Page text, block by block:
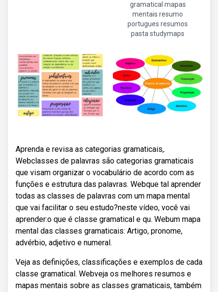
gramatical mapas
mentais resumo
portugues resumos
pasta studymaps
Aprenda e revisa as categorias gramaticais,.
Webclasses de palavras são categorias gramaticais
que visam organizar o vocabulário de acordo com as
funções e estrutura das palavras. Webque tal aprender
todas as classes de palavras com um mapa mental
que vai facilitar o seu estudo?neste vídeo, você vai
aprender:o que é classe gramatical e qu. Webum mapa
mental das classes gramaticais: Artigo, pronome,
advérbio, adjetivo e numeral.
Veja as definições, classificações e exemplos de cada
classe gramatical. Webveja os melhores resumos e
mapas mentais sobre as classes gramaticais, também